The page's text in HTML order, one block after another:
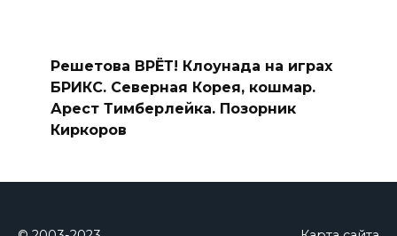
Решетова ВРЁТ! Клоунада на играх
БРИКС. Северная Корея, кошмар.
Арест Тимберлейка. Позорник
Киркоров